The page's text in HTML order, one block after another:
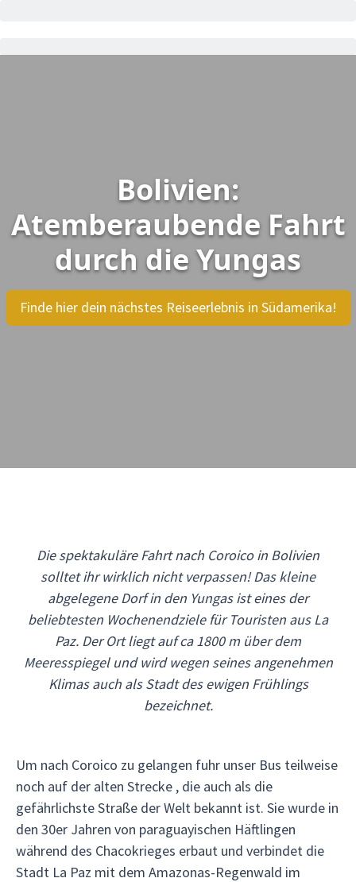
Bolivien:
Atemberaubende Fahrt
durch die Yungas
Finde hier dein nächstes Reiseerlebnis in Südamerika!
Die spektakuläre Fahrt nach Coroico in Bolivien
solltet ihr wirklich nicht verpassen! Das kleine
abgelegene Dorf in den Yungas ist eines der
beliebtesten Wochenendziele für Touristen aus La
Paz. Der Ort liegt auf ca 1800 m über dem
Meeresspiegel und wird wegen seines angenehmen
Klimas auch als Stadt des ewigen Frühlings
bezeichnet.
Um nach Coroico zu gelangen fuhr unser Bus teilweise
noch auf der alten Strecke , die auch als die
gefährlichste Straße der Welt bekannt ist. Sie wurde in
den 30er Jahren von paraguayischen Häftlingen
während des Chacokrieges erbaut und verbindet die
Stadt La Paz mit dem Amazonas-Regenwald im